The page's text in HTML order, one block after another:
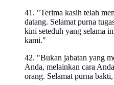
41. "Terima kasih telah
datang. Selamat purna
kini seteduh yang selama
kami."
42. "Bukan jabatan yang
Anda, melainkan cara
orang. Selamat purna